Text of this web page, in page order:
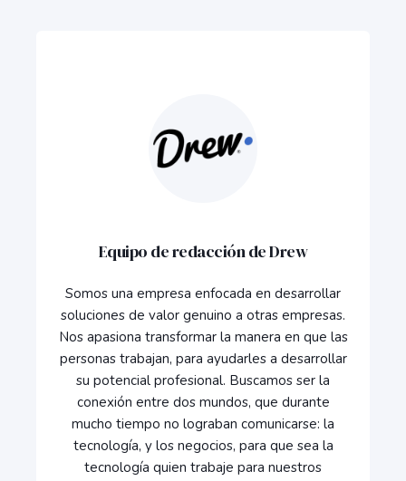
Equipo de redacción de Drew
Somos una empresa enfocada en desarrollar
soluciones de valor genuino a otras empresas.
Nos apasiona transformar la manera en que las
personas trabajan, para ayudarles a desarrollar
su potencial profesional. Buscamos ser la
conexión entre dos mundos, que durante
mucho tiempo no lograban comunicarse: la
tecnología, y los negocios, para que sea la
tecnología quien trabaje para nuestros